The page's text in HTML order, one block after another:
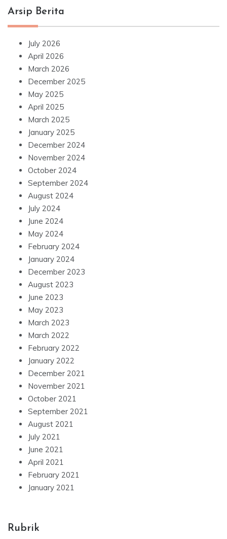
Arsip Berita
July 2026
April 2026
March 2026
December 2025
May 2025
April 2025
March 2025
January 2025
December 2024
November 2024
October 2024
September 2024
August 2024
July 2024
June 2024
May 2024
February 2024
January 2024
December 2023
August 2023
June 2023
May 2023
March 2023
March 2022
February 2022
January 2022
December 2021
November 2021
October 2021
September 2021
August 2021
July 2021
June 2021
April 2021
February 2021
January 2021
Rubrik